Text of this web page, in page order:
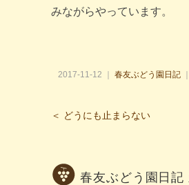
みながらやっています。
2017-11-12 ｜ 春友ぶどう園日記 ｜
＜ どうにも止まらない
春友ぶどう園日記